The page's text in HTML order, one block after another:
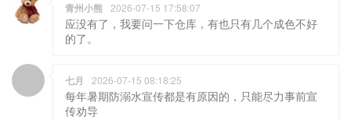
青州小熊 2026-07-15 17:58:07
应没有了，我要问一下仓库，有也只有几个成色不好
的了。
七月 2026-07-15 08:18:25
每年暑期防溺水宣传都是有原因的，只能尽力事前宣
传劝导